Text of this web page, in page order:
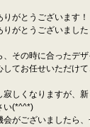
がとうございます！
がとうございました
、その時に合ったデ
てお任せいただけて
寂しくなりますが、
い(*^^*)
会がございましたら